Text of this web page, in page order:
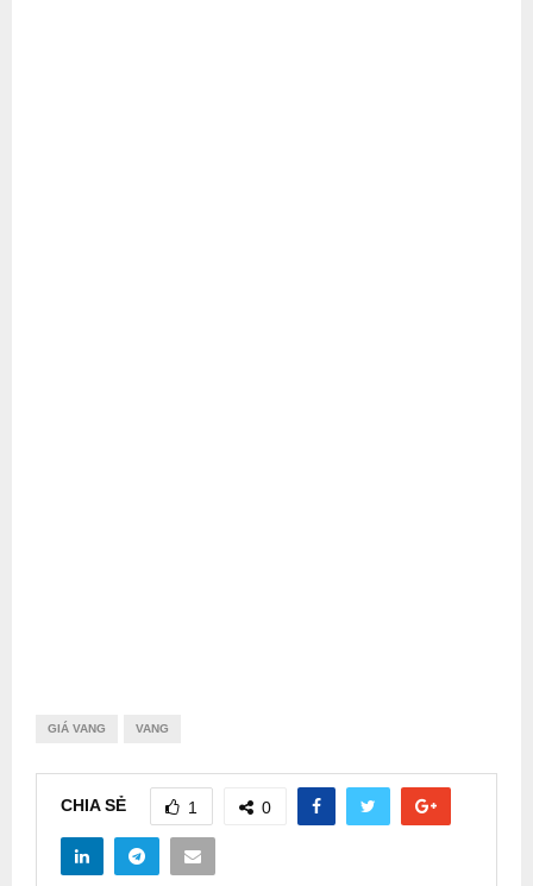
GIÁ VANG VANG
CHIA SẺ 1 0